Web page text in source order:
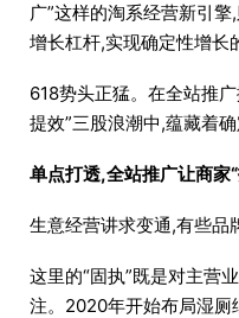
广”这样的淘系经营新引
增长杠杆,实现确定性增长
618势头正猛。在全站推广
提效”三股浪潮中,蕴藏着确
单点打透,全站推广让商家
生意经营讲求变通,有些品
这里的“固执”既是对主营
注。2020年开始布局湿